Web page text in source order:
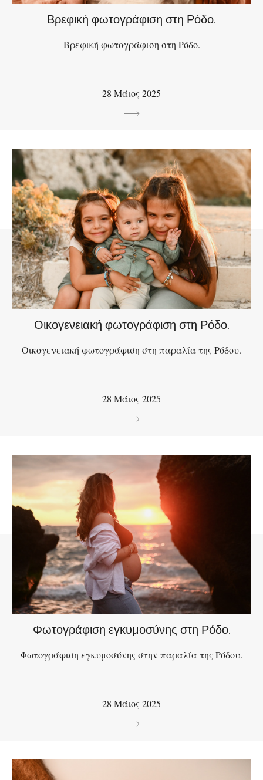
Βρεφική φωτογράφιση στη Ρόδο.
Βρεφική φωτογράφιση στη Ρόδο.
28 Μάιος 2025
Οικογενειακή φωτογράφιση στη Ρόδο.
Οικογενειακή φωτογράφιση στη παραλία της Ρόδου.
28 Μάιος 2025
Φωτογράφιση εγκυμοσύνης στη Ρόδο.
Φωτογράφιση εγκυμοσύνης στην παραλία της Ρόδου.
28 Μάιος 2025